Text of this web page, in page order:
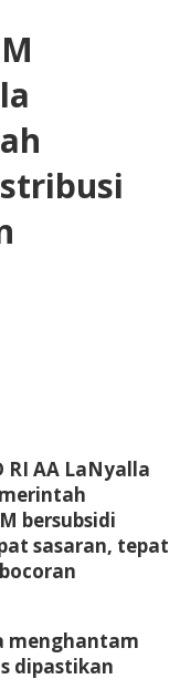
RI AA LaNyalla
bersubsidi
sasaran, tepat
menghantam
dipastikan